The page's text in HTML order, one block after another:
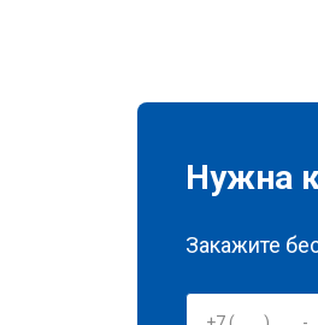
Нужна
Закажите